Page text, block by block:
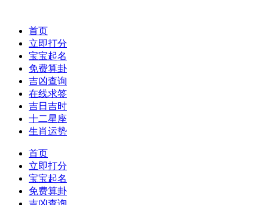
首页
立即打分
宝宝起名
免费算卦
吉凶查询
在线求签
吉日吉时
十二星座
生肖运势
首页
立即打分
宝宝起名
免费算卦